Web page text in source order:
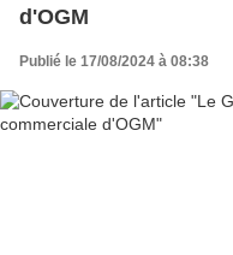
d'OGM
Publié le 17/08/2024 à 08:38